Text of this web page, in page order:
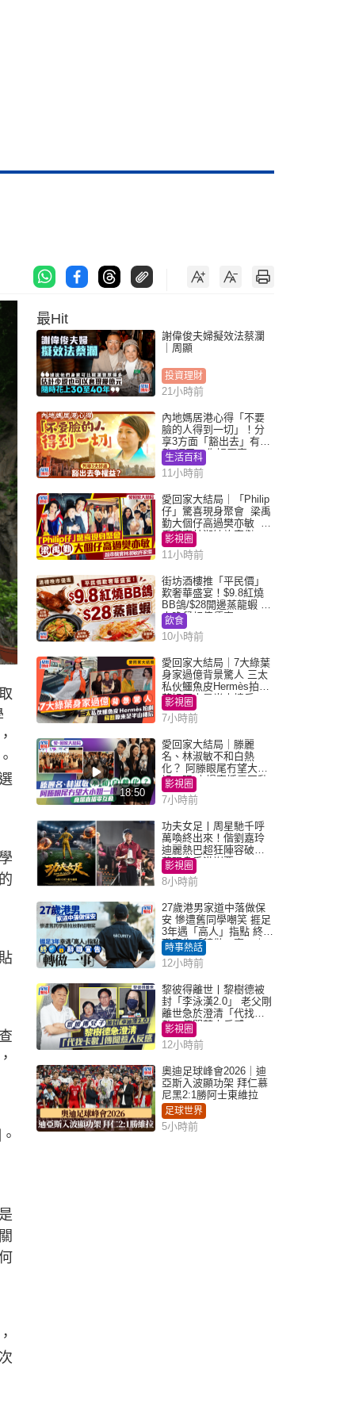
最Hit
謝偉俊夫婦擬效法蔡瀾
｜周顯
投資理財
21小時前
內地媽居港心得「不要
臉的人得到一切」！分
享3方面「豁出去」有著
數 網民：你好厲害
生活百科
11小時前
愛回家大結局｜「Philip
仔」驚喜現身聚會 梁禹
勤大個仔高過樊亦敏 超
乖黐實林淑敏許家傑
影視圈
11小時前
街坊酒樓推「平民價」
歎奢華盛宴！$9.8紅燒
BB鴿/$28開邊蒸龍蝦 3
大晚餐超值優惠
飲食
10小時前
愛回家大結局｜7大綠葉
身家過億背景驚人 三太
私伙鱷魚皮Hermès拍劇
蘇姐原來是半山樓后
影視圈
7小時前
18:50
愛回家大結局｜滕麗
名、林淑敏不和白熱
化？ 阿滕眼尾冇望大小
姐一眼 商場直播零互動
影視圈
7小時前
功夫女足丨周星馳千呼
萬喚終出來！偕劉嘉玲
迪麗熱巴超狂陣容破天
荒現身香港謝票
影視圈
8小時前
27歲港男家道中落做保
安 慘遭舊同學嘲笑 捱足
3年遇「高人」指點 終辭
職宣告「轉做一事」｜
Juicy叮
時事熱話
12小時前
黎彼得離世丨黎樹德被
封「李泳漢2.0」 老父剛
離世急於澄清「代找卡
數」傳聞惹人反感
影視圈
12小時前
奧迪足球峰會2026｜迪
亞斯入波顯功架 拜仁慕
尼黑2:1勝阿士東維拉
足球世界
5小時前